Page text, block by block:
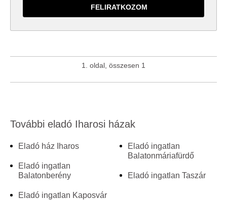
1. oldal, összesen 1
További eladó Iharosi házak
Eladó ház Iharos
Eladó ingatlan
Balatonberény
Eladó ingatlan Kaposvár
Eladó ingatlan
Balatonmáriafürdő
Eladó ingatlan Taszár